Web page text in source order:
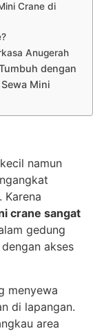
Crane di
Anugerah
dengan
Mini
namun
crane sangat
gedung
akses
menyewa
di lapangan.
area